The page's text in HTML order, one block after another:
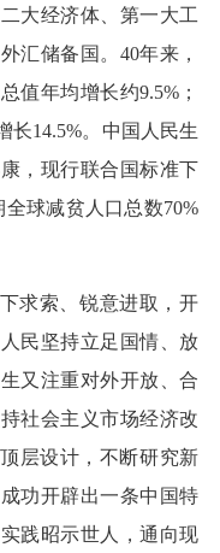
大经济体、第一大工
汇储备国。40年来，
值年均增长约9.5%；
长14.5%。中国人民生
，现行联合国标准下
球减贫人口总数70%
求索、锐意进取，开
民坚持立足国情、放
又注重对外开放、合
社会主义市场经济改
层设计，不断研究新
功开辟出一条中国特
践昭示世人，通向现